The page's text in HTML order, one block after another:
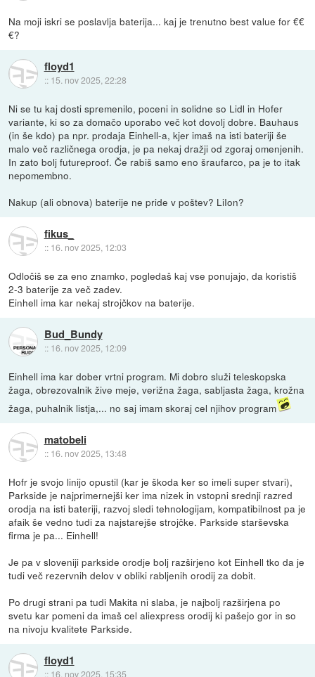
Na moji iskri se poslavlja baterija... kaj je trenutno best value for €€
€?
floyd1
:: 15. nov 2025, 22:28
Ni se tu kaj dosti spremenilo, poceni in solidne so Lidl in Hofer
variante, ki so za domačo uporabo več kot dovolj dobre. Bauhaus
(in še kdo) pa npr. prodaja Einhell-a, kjer imaš na isti bateriji še
malo več različnega orodja, je pa nekaj dražji od zgoraj omenjenih.
In zato bolj futureproof. Če rabiš samo eno šraufarco, pa je to itak
nepomembno.
Nakup (ali obnova) baterije ne pride v poštev? LiIon?
fikus_
:: 16. nov 2025, 12:03
Odločiš se za eno znamko, pogledaš kaj vse ponujajo, da koristiš
2-3 baterije za več zadev.
Einhell ima kar nekaj strojčkov na baterije.
Bud_Bundy
:: 16. nov 2025, 12:09
Einhell ima kar dober vrtni program. Mi dobro služi teleskopska
žaga, obrezovalnik žive meje, verižna žaga, sabljasta žaga, krožna
žaga, puhalnik listja,... no saj imam skoraj cel njihov program
matobeli
:: 16. nov 2025, 13:48
Hofr je svojo linijo opustil (kar je škoda ker so imeli super stvari),
Parkside je najprimernejši ker ima nizek in vstopni srednji razred
orodja na isti bateriji, razvoj sledi tehnologijam, kompatibilnost pa je
afaik še vedno tudi za najstarejše strojčke. Parkside starševska
firma je pa... Einhell!
Je pa v sloveniji parkside orodje bolj razširjeno kot Einhell tko da je
tudi več rezervnih delov v obliki rabljenih orodij za dobit.
Po drugi strani pa tudi Makita ni slaba, je najbolj razširjena po
svetu kar pomeni da imaš cel aliexpress orodij ki pašejo gor in so
na nivoju kvalitete Parkside.
floyd1
:: 16. nov 2025, 15:35